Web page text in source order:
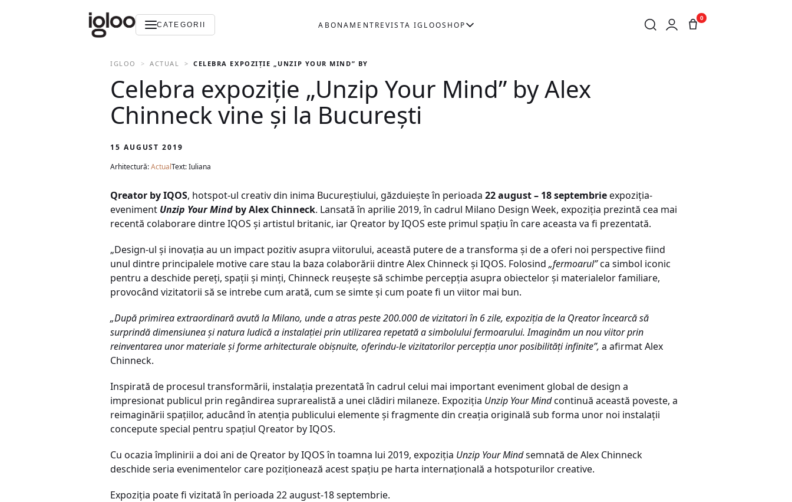
CATEGORII ABONAMENTREVISTA IGLOOSHOP
0
IGLOO ACTUAL CELEBRA EXPOZIȚIE „UNZIP YOUR MIND” BY ALEX CHINNECK VINE ȘI LA BUCUREȘTI
Celebra expoziție „Unzip Your Mind” by Alex
Chinneck vine și la București
15 AUGUST 2019
Arhitectură:ActualText: Iuliana
Qreator by IQOS, hotspot-ul creativ din inima Bucureștiului, găzduiește în perioada 22 august – 18 septembrieexpoziția-
eveniment Unzip Your Mind by Alex Chinneck. Lansată în aprilie 2019, în cadrul Milano Design Week, expoziția prezintă cea mai
recentă colaborare dintre IQOS și artistul britanic, iar Qreator by IQOS este primul spațiu în care aceasta va fi prezentată.
„Design-ul și inovația au un impact pozitiv asupra viitorului, această putere de a transforma și de a oferi noi perspective fiind
unul dintre principalele motive care stau la baza colaborării dintre Alex Chinneck și IQOS. Folosind „fermoarul”ca simbol iconic
pentru a deschide pereți, spații și minți, Chinneck reușește să schimbe percepția asupra obiectelor și materialelor familiare,
provocând vizitatorii să se intrebe cum arată, cum se simte și cum poate fi un viitor mai bun.
„După primirea extraordinară avută la Milano, unde a atras peste 200.000 de vizitatori în 6 zile, expoziția de la Qreator încearcă să
surprindă dimensiunea și natura ludică a instalației prin utilizarea repetată a simbolului fermoarului. Imaginăm un nou viitor prin
reinventarea unor materiale și forme arhitecturale obișnuite, oferindu-le vizitatorilor percepția unor posibilități infinite”, a afirmat Alex
Chinneck.
Inspirată de procesul transformării, instalația prezentată în cadrul celui mai important eveniment global de design a
impresionat publicul prin regândirea suprarealistă a unei clădiri milaneze. Expoziția Unzip Your Mindcontinuă această poveste, a
reimaginării spațiilor, aducând în atenția publicului elemente și fragmente din creația originală sub forma unor noi instalații
concepute special pentru spațiul Qreator by IQOS.
Cu ocazia împlinirii a doi ani de Qreator by IQOS în toamna lui 2019, expoziția Unzip Your Mindsemnată de Alex Chinneck
deschide seria evenimentelor care poziționează acest spațiu pe harta internațională a hotspoturilor creative.
Expoziția poate fi vizitată în perioada 22 august-18 septembrie.